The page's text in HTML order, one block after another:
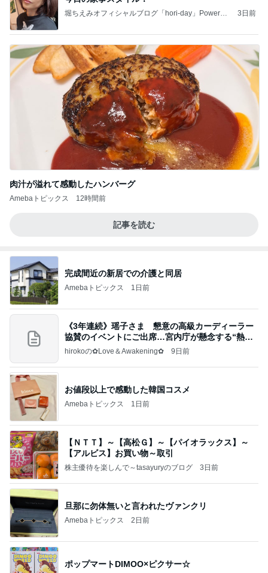
堀ちえみオフィシャルブログ「hori-day」Powered
3日前
肉汁が溢れて感動したハンバーグ
Amebaトピックス 12時間前
記事を読む
完成間近の新居での介護と同居
Amebaトピックス 1日前
《3年連続》瑶子さま 懇意の高級カーディーラー
協賛のイベントにご出席…宮内庁が懸念する“熱心
すぎ
hirokoの✿Love＆Awakening✿ 9日前
お値段以上で感動した韓国コスメ
Amebaトピックス 1日前
【ＮＴＴ】～【高松Ｇ】～【パイオラックス】～
【アルビス】お買い物～取引
株主優待を楽しんで～tasayuryのブログ 3日前
旦那に勿体無いと言われたヴァンクリ
Amebaトピックス 2日前
ポップマートDIMOO×ピクサー☆